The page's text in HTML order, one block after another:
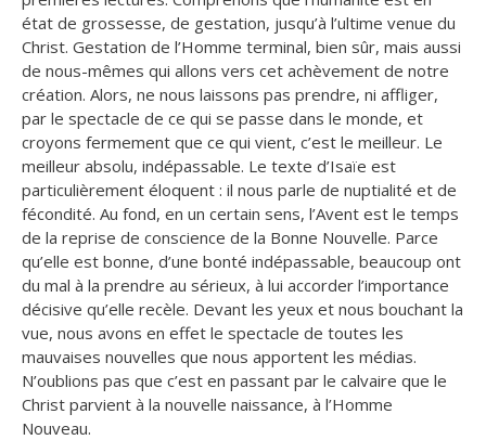
état de grossesse, de gestation, jusqu’à l’ultime venue du
Christ. Gestation de l’Homme terminal, bien sûr, mais aussi
de nous-mêmes qui allons vers cet achèvement de notre
création. Alors, ne nous laissons pas prendre, ni affliger,
par le spectacle de ce qui se passe dans le monde, et
croyons fermement que ce qui vient, c’est le meilleur. Le
meilleur absolu, indépassable. Le texte d’Isaïe est
particulièrement éloquent : il nous parle de nuptialité et de
fécondité. Au fond, en un certain sens, l’Avent est le temps
de la reprise de conscience de la Bonne Nouvelle. Parce
qu’elle est bonne, d’une bonté indépassable, beaucoup ont
du mal à la prendre au sérieux, à lui accorder l’importance
décisive qu’elle recèle. Devant les yeux et nous bouchant la
vue, nous avons en effet le spectacle de toutes les
mauvaises nouvelles que nous apportent les médias.
N’oublions pas que c’est en passant par le calvaire que le
Christ parvient à la nouvelle naissance, à l’Homme
Nouveau.